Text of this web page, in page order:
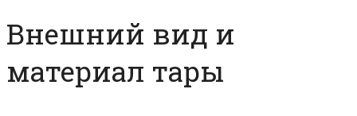
Внешний вид и
материал тары